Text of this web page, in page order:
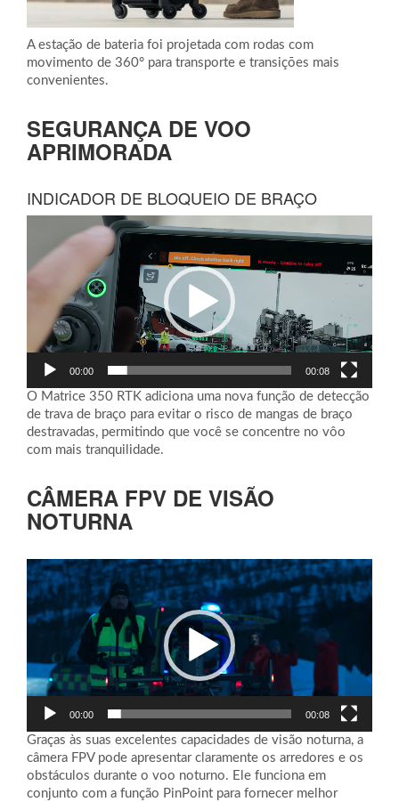
A estação de bateria foi projetada com rodas com
movimento de 360° para transporte e transições mais
convenientes.
SEGURANÇA DE VOO
APRIMORADA
INDICADOR DE BLOQUEIO DE BRAÇO
vídeo
00:00 00:08
O Matrice 350 RTK adiciona uma nova função de detecção
de trava de braço para evitar o risco de mangas de braço
destravadas, permitindo que você se concentre no vôo
com mais tranquilidade.
CÂMERA FPV DE VISÃO
NOTURNA
Tocador
de
vídeo
00:00 00:08
Graças às suas excelentes capacidades de visão noturna, a
câmera FPV pode apresentar claramente os arredores e os
obstáculos durante o voo noturno. Ele funciona em
conjunto com a função PinPoint para fornecer melhor